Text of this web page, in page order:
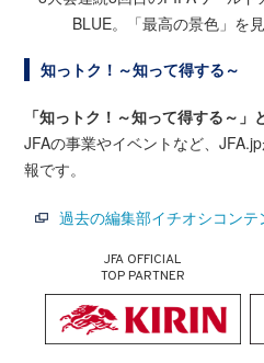
BLUE。「最高の景色」を
知っトク！～知って得する～
「知っトク！～知って得する～」
JFAの事業やイベントなど、
報です。
過去の編集部イチオシコンテ
JFA OFFICIAL
TOP PARTNER